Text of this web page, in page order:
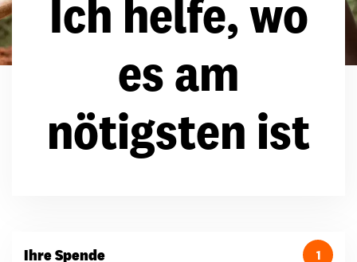
Ich helfe, wo
es am
nötigsten ist
Ihre Spende 1